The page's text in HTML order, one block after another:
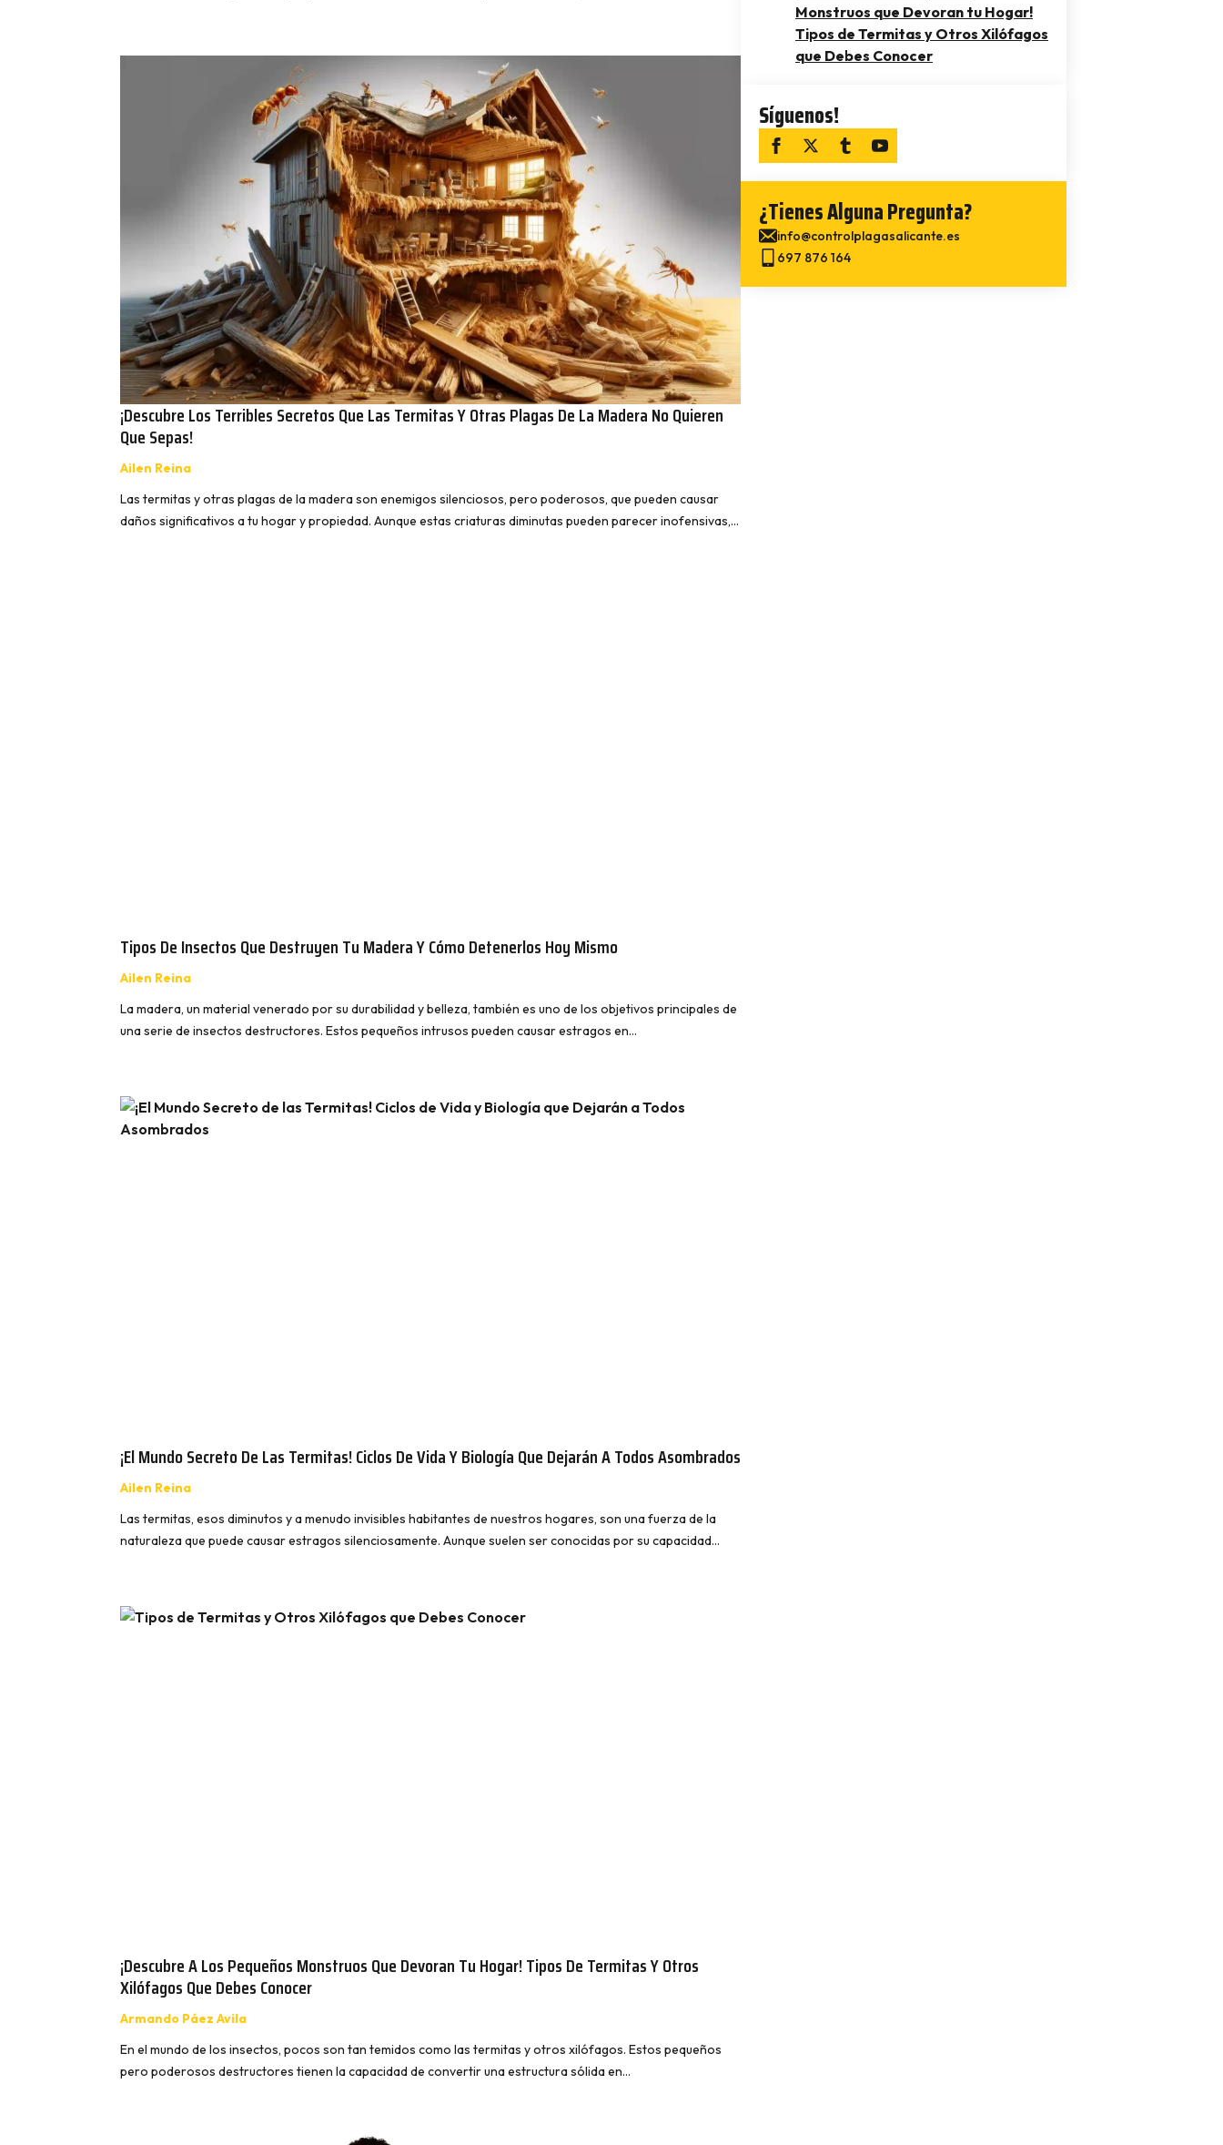
¡Descubre Los Terribles Secretos Que Las Termitas Y Otras Plagas De La Madera No Quieren
Que Sepas!
Ailen Reina
Las termitas y otras plagas de la madera son enemigos silenciosos, pero poderosos, que pueden causar
daños significativos a tu hogar y propiedad. Aunque estas criaturas diminutas pueden parecer inofensivas,…
Tipos De Insectos Que Destruyen Tu Madera Y Cómo Detenerlos Hoy Mismo
Ailen Reina
La madera, un material venerado por su durabilidad y belleza, también es uno de los objetivos principales de
una serie de insectos destructores. Estos pequeños intrusos pueden causar estragos en…
¡El Mundo Secreto De Las Termitas! Ciclos De Vida Y Biología Que Dejarán A Todos Asombrados
Ailen Reina
Las termitas, esos diminutos y a menudo invisibles habitantes de nuestros hogares, son una fuerza de la
naturaleza que puede causar estragos silenciosamente. Aunque suelen ser conocidas por su capacidad…
¡Descubre A Los Pequeños Monstruos Que Devoran Tu Hogar! Tipos De Termitas Y Otros
Xilófagos Que Debes Conocer
Armando Páez Avila
En el mundo de los insectos, pocos son tan temidos como las termitas y otros xilófagos. Estos pequeños
pero poderosos destructores tienen la capacidad de convertir una estructura sólida en…
Monstruos que Devoran tu Hogar!
Tipos de Termitas y Otros Xilófagos
que Debes Conocer
Síguenos!
¿Tienes Alguna Pregunta?
info@controlplagasalicante.es
697 876 164